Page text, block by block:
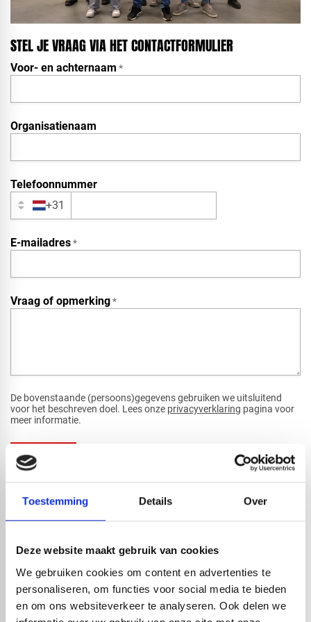
Toestemming Details Over
Deze website maakt gebruik van cookies
We gebruiken cookies om content en advertenties te
personaliseren, om functies voor social media te bieden
en om ons websiteverkeer te analyseren. Ook delen we
STEL JE VRAAG VIA HET CONTACTFORMULIER
InternalFormDataPassing
WEK7sP7DXp5OiEV
Voor- en achternaam *
Organisatienaam
Telefoonnummer
+31
E-mailadres*
Vraag of opmerking*
De bovenstaande (persoons)gegevens gebruiken we uitsluitend
voor het beschreven doel. Lees onze privacyverklaring pagina voor
meer informatie.
Versturen
CONTACTGEGEVENS
Tel:0416 750255
Kvk-nummer:85041289
​Ons adres: Veensesteeg 8 | 4264KG | Veen